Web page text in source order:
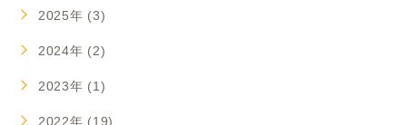
2025年 (3)
2024年 (2)
2023年 (1)
2022年 (19)